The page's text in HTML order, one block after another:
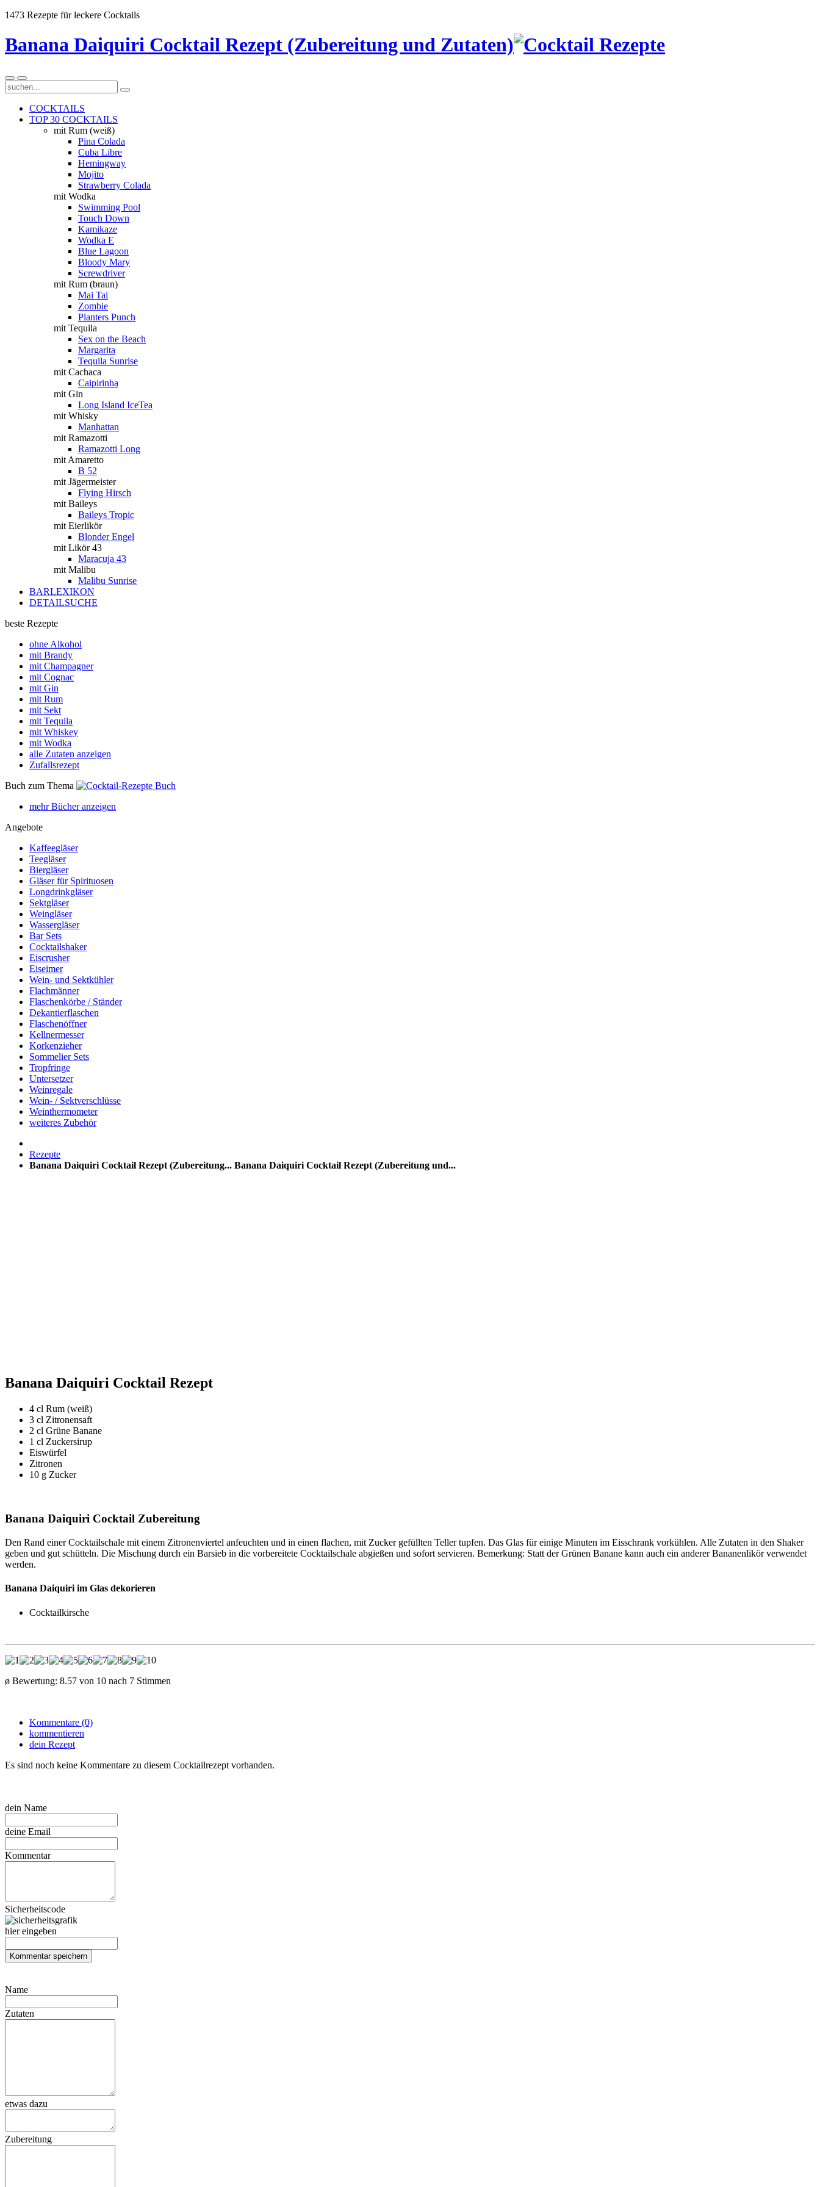
1473 Rezepte für leckere Cocktails
Banana Daiquiri Cocktail Rezept (Zubereitung und Zutaten)
COCKTAILS
TOP 30 COCKTAILS
mit Rum (weiß)
Pina Colada
Cuba Libre
Hemingway
Mojito
Strawberry Colada
mit Wodka
Swimming Pool
Touch Down
Kamikaze
Wodka E
Blue Lagoon
Bloody Mary
Screwdriver
mit Rum (braun)
Mai Tai
Zombie
Planters Punch
mit Tequila
Sex on the Beach
Margarita
Tequila Sunrise
mit Cachaca
Caipirinha
mit Gin
Long Island IceTea
mit Whisky
Manhattan
mit Ramazotti
Ramazotti Long
mit Amaretto
B 52
mit Jägermeister
Flying Hirsch
mit Baileys
Baileys Tropic
mit Eierlikör
Blonder Engel
mit Likör 43
Maracuja 43
mit Malibu
Malibu Sunrise
BARLEXIKON
DETAILSUCHE
beste Rezepte
ohne Alkohol
mit Brandy
mit Champagner
mit Cognac
mit Gin
mit Rum
mit Sekt
mit Tequila
mit Whiskey
mit Wodka
alle Zutaten anzeigen
Zufallsrezept
Buch zum Thema
mehr Bücher anzeigen
Angebote
Kaffeegläser
Teegläser
Biergläser
Gläser für Spirituosen
Longdrinkgläser
Sektgläser
Weingläser
Wassergläser
Bar Sets
Cocktailshaker
Eiscrusher
Eiseimer
Wein- und Sektkühler
Flachmänner
Flaschenkörbe / Ständer
Dekantierflaschen
Flaschenöffner
Kellnermesser
Korkenzieher
Sommelier Sets
Tropfringe
Untersetzer
Weinregale
Wein- / Sektverschlüsse
Weinthermometer
weiteres Zubehör
Rezepte
Banana Daiquiri Cocktail Rezept (Zubereitung... Banana Daiquiri Cocktail Rezept (Zubereitung und...
Banana Daiquiri Cocktail Rezept
4 cl Rum (weiß)
3 cl Zitronensaft
2 cl Grüne Banane
1 cl Zuckersirup
Eiswürfel
Zitronen
10 g Zucker
Banana Daiquiri Cocktail Zubereitung
Den Rand einer Cocktailschale mit einem Zitronenviertel anfeuchten und in einen flachen, mit Zucker gefüllten Teller tupfen. Das Glas für einige Minuten im Eisschrank vorkühlen. Alle Zutaten in den Shaker
geben und gut schütteln. Die Mischung durch ein Barsieb in die vorbereitete Cocktailschale abgießen und sofort servieren. Bemerkung: Statt der Grünen Banane kann auch ein anderer Bananenlikör verwendet
werden.
Banana Daiquiri im Glas dekorieren
Cocktailkirsche
ø Bewertung: 8.57 von 10 nach 7 Stimmen
Kommentare (0)
kommentieren
dein Rezept
Es sind noch keine Kommentare zu diesem Cocktailrezept vorhanden.
dein Name
deine Email
Kommentar
Sicherheitscode
hier eingeben
Name
Zutaten
etwas dazu
Zubereitung